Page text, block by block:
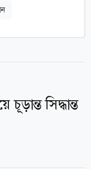
সিদ্ধান্ত